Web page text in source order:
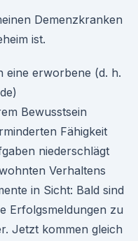
Demenzkranken
ist.
eine erworbene (d. h.
Bewusstsein
Fähigkeit
niederschlägt
Verhaltens
in Sicht: Bald sind
Erfolgsmeldungen zu
Jetzt kommen gleich